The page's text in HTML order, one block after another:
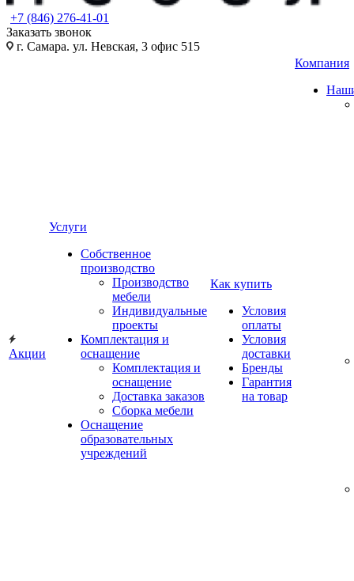
+7 (846) 276-41-01
Заказать звонок
г. Самара. ул. Невская, 3 офис 515
Акции
Услуги
Собственное
производство
Производство
мебели
Индивидуальные
проекты
Комплектация и
оснащение
Комплектация и
оснащение
Доставка заказов
Сборка мебели
Оснащение
образовательных
учреждений
Как купить
Условия
оплаты
Условия
доставки
Бренды
Гарантия
на товар
Компания